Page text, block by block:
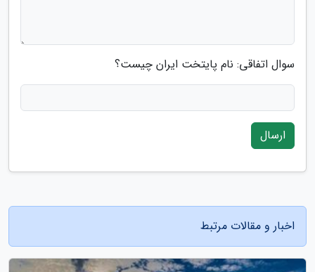
سوال اتفاقی: نام پایتخت ایران چیست؟
ارسال
اخبار و مقالات مرتبط